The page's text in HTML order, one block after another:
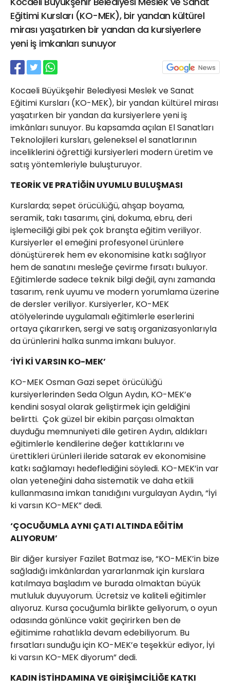
Eğitimi Kursları (KO-MEK), bir yandan kültürel
mirası yaşatırken bir yandan da kursiyerlere
yeni iş imkanları sunuyor
Kocaeli Büyükşehir Belediyesi Meslek ve Sanat
Eğitimi Kursları (KO-MEK), bir yandan kültürel mirası
yaşatırken bir yandan da kursiyerlere yeni iş
imkânları sunuyor. Bu kapsamda açılan El Sanatları
Teknolojileri kursları, geleneksel el sanatlarının
inceliklerini öğrettiği kursiyerleri modern üretim ve
satış yöntemleriyle buluşturuyor.
TEORİK VE PRATİĞİN UYUMLU BULUŞMASI
Kurslarda; sepet örücülüğü, ahşap boyama,
seramik, takı tasarımı, çini, dokuma, ebru, deri
işlemeciliği gibi pek çok branşta eğitim veriliyor.
Kursiyerler el emeğini profesyonel ürünlere
dönüştürerek hem ev ekonomisine katkı sağlıyor
hem de sanatını mesleğe çevirme fırsatı buluyor.
Eğitimlerde sadece teknik bilgi değil, aynı zamanda
tasarım, renk uyumu ve modern yorumlama üzerine
de dersler veriliyor. Kursiyerler, KO-MEK
atölyelerinde uygulamalı eğitimlerle eserlerini
ortaya çıkarırken, sergi ve satış organizasyonlarıyla
da ürünlerini halka sunma imkanı buluyor.
‘İYİ Kİ VARSIN KO-MEK’
KO-MEK Osman Gazi sepet örücülüğü
kursiyerlerinden Seda Olgun Aydın, KO-MEK’e
kendini sosyal olarak geliştirmek için geldiğini
belirtti. Çok güzel bir ekibin parçası olmaktan
duyduğu memnuniyeti dile getiren Aydın, aldıkları
eğitimlerle kendilerine değer kattıklarını ve
ürettikleri ürünleri ileride satarak ev ekonomisine
katkı sağlamayı hedeflediğini söyledi. KO-MEK’in var
olan yeteneğini daha sistematik ve daha etkili
kullanmasına imkan tanıdığını vurgulayan Aydın, “İyi
ki varsın KO-MEK” dedi.
‘ÇOCUĞUMLA AYNI ÇATI ALTINDA EĞİTİM
ALIYORUM’
Bir diğer kursiyer Fazilet Batmaz ise, “KO-MEK’in bize
sağladığı imkânlardan yararlanmak için kurslara
katılmaya başladım ve burada olmaktan büyük
mutluluk duyuyorum. Ücretsiz ve kaliteli eğitimler
alıyoruz. Kursa çocuğumla birlikte geliyorum, o oyun
odasında gönlünce vakit geçirirken ben de
eğitimime rahatlıkla devam edebiliyorum. Bu
fırsatları sunduğu için KO-MEK’e teşekkür ediyor, İyi
ki varsın KO-MEK diyorum” dedi.
KADIN İSTİHDAMINA VE GİRİŞİMCİLİĞE KATKI
21 Gölcük
02624132333
haber@golcukpostasi.com